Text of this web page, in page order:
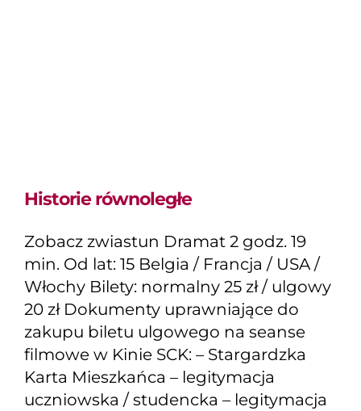
Historie równoległe
Zobacz zwiastun Dramat 2 godz. 19
min. Od lat: 15 Belgia / Francja / USA /
Włochy Bilety: normalny 25 zł / ulgowy
20 zł Dokumenty uprawniające do
zakupu biletu ulgowego na seanse
filmowe w Kinie SCK: – Stargardzka
Karta Mieszkańca – legitymacja
uczniowska / studencka – legitymacja